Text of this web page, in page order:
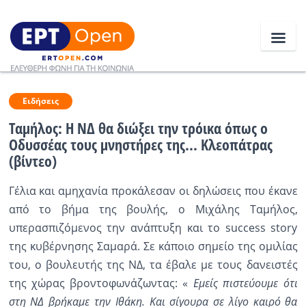
Ειδήσεις
Ελλάδα
Οικονομία
Αθλητικά
Κόσμος
Ειδήσεις
Ταμήλος: Η ΝΔ θα διώξει την τρόικα όπως ο
Οδυσσέας τους μνηστήρες της... Κλεοπάτρας
(βίντεο)
Γέλια και αμηχανία προκάλεσαν οι δηλώσεις που έκανε
από το βήμα της βουλής, ο Μιχάλης Ταμήλος,
υπερασπιζόμενος την ανάπτυξη και το success story
της κυβέρνησης Σαμαρά. Σε κάποιο σημείο της ομιλίας
του, ο βουλευτής της ΝΔ, τα έβαλε με τους δανειστές
της χώρας βροντοφωνάζωντας: « Εμείς πιστεύουμε ότι
στη ΝΔ βρήκαμε την Ιθάκη. Και σίγουρα σε λίγο καιρό θα